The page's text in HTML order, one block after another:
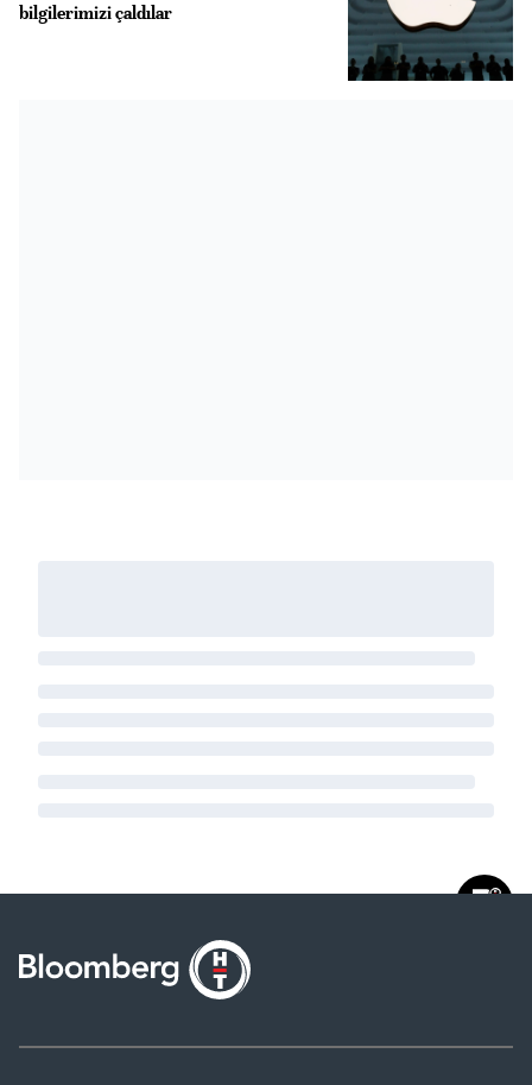
bilgilerimizi çaldılar